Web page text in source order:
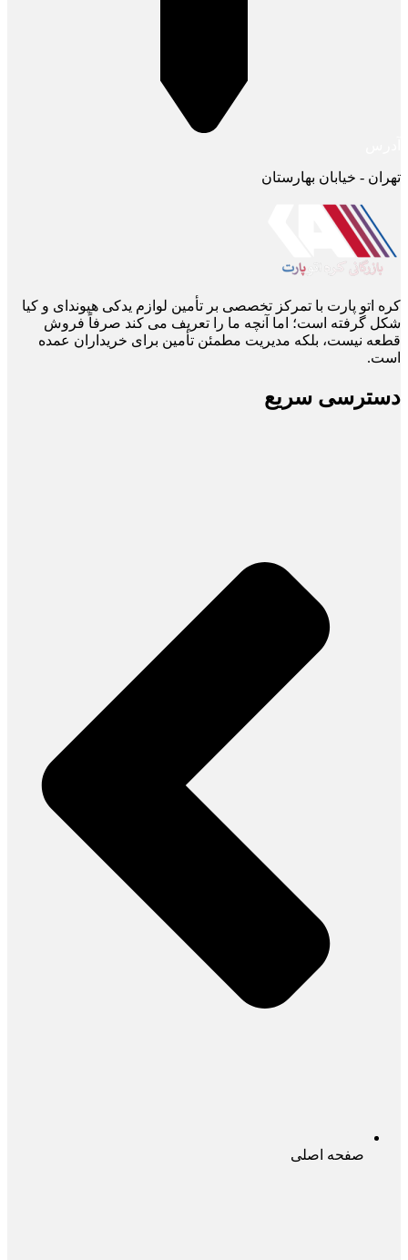
تهران - خیابان بهارستان
کره اتو پارت با تمرکز تخصصی بر تأمین لوازم یدکی هیوندای و کیا
شکل گرفته است؛ اما آنچه ما را تعریف می ‌کند صرفاً فروش
قطعه نیست، بلکه مدیریت مطمئن تأمین برای خریداران عمده
است.
دسترسی سریع
صفحه اصلی